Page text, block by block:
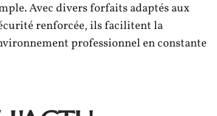
Avec divers forfaits adaptés aux
renforcée, ils facilitent la
professionnel en constante